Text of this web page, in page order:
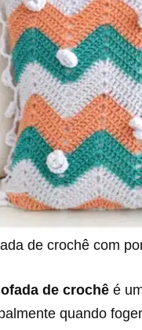
de crochê com
de crochê é
quando